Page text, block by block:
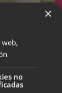
×
no